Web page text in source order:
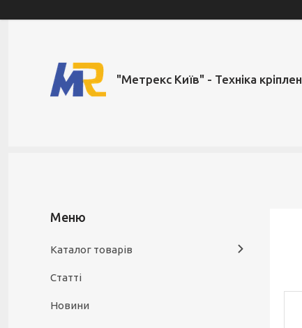
"Метрекс Київ" - Техніка
Каталог товарів
Статті
Новини